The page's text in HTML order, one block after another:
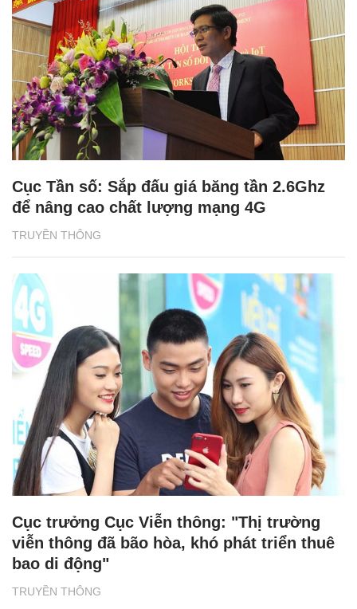
TRUYỀN THÔNG
Cục Tần số: Sắp đấu giá băng tần 2.6Ghz
để nâng cao chất lượng mạng 4G
TRUYỀN THÔNG
Cục trưởng Cục Viễn thông: "Thị trường
viễn thông đã bão hòa, khó phát triển thuê
bao di động"